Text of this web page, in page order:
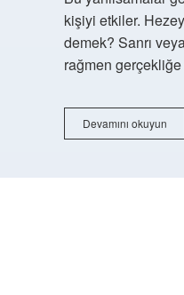
kişiyi etkiler.
demek? Sanrı
rağmen
Devamını okuyunDini